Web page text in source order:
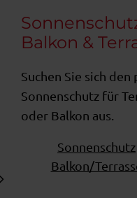
Balkon &
Suchen Sie sich
Sonnenschutz für
oder Balkon aus.
Sonnenschutz
Balkon/